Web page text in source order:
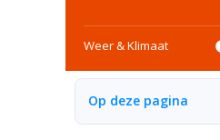
Weer & Klimaat
Op deze pagina